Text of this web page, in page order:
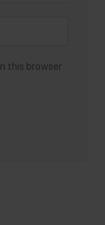
this browser